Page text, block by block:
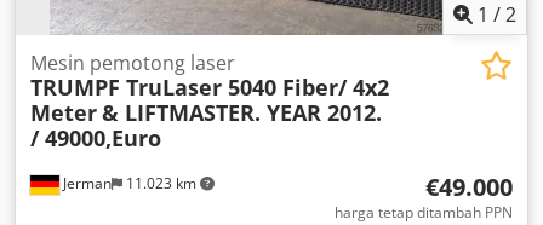
1 /2
Jerman 11.023 km
Mesin pemotong laser
TRUMPF TruLaser 5040 Fiber/ 4x2
Meter& LIFTMASTER. YEAR 2012.
/ 49000,Euro
€49.000
harga tetap ditambah PPN